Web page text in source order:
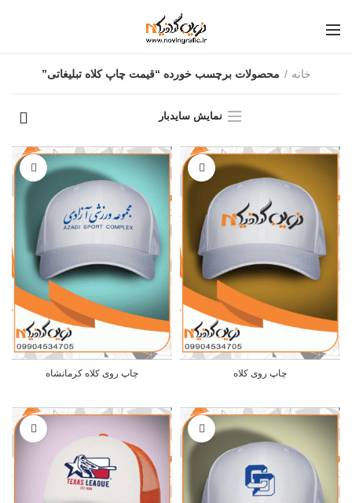
خانه محصولات برچسب خورده “قیمت چاپ کلاه تبلیغاتی”
نمایش سایدبار
چاپ روی کلاه چاپ روی کلاه کرمانشاه